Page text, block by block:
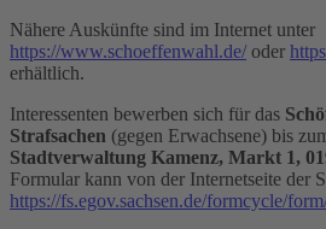
Nähere Auskünfte sind im Internet unter
https://www.schoeffenwahl.de/ oder
erhältlich.
Interessenten bewerben sich für das
Strafsachen (gegen Erwachsene) bis
Stadtverwaltung Kamenz, Markt 1,
Formular kann von der Internetseite der
https://fs.egov.sachsen.de/formcycle/